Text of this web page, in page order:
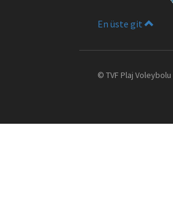
En üste git
© TVF Plaj Voleybolu